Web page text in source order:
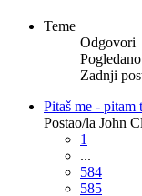
Teme
Odgovori
Pogledano
Zadnji
Pitaš me - pitam
Postao/la John
1
...
584
585